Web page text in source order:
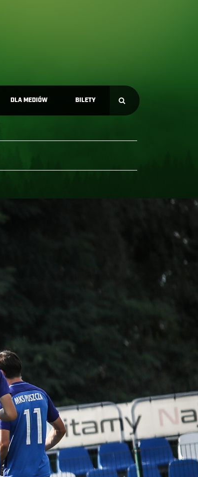
DLA MEDIÓW BILETY